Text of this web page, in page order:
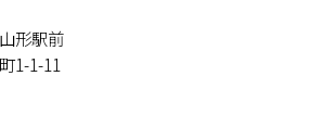
形駅前
1-1-11